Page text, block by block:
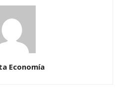
Economía